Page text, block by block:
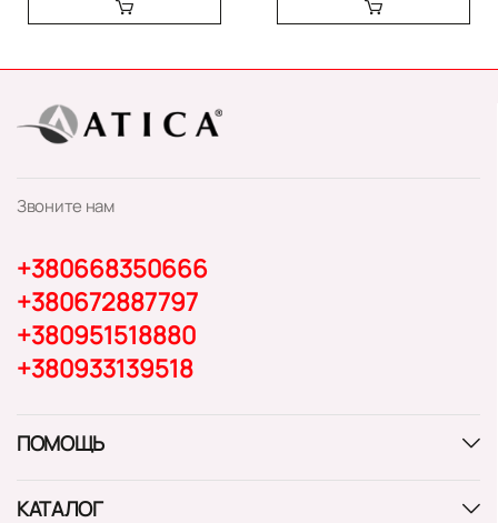
Звоните нам
+380668350666
+380672887797
+380951518880
+380933139518
ПОМОЩЬ
КАТАЛОГ